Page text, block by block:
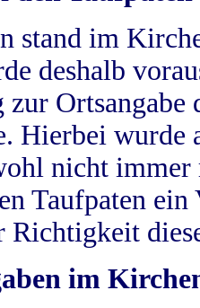
stand im
deshalb
Hierbei wurde
nicht
Taufpaten
Richtigkeit
im